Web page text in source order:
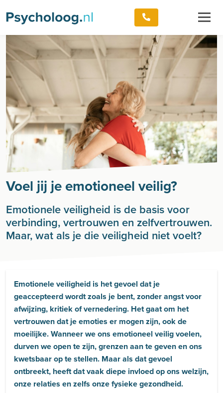
Voel jij je emotioneel veilig?
Emotionele veiligheid is de basis voor
verbinding, vertrouwen en zelfvertrouwen.
Maar, wat als je die veiligheid niet voelt?
Emotionele veiligheid is het gevoel dat je
geaccepteerd wordt zoals je bent, zonder angst voor
afwijzing, kritiek of vernedering. Het gaat om het
vertrouwen dat je emoties er mogen zijn, ook de
moeilijke. Wanneer we ons emotioneel veilig voelen,
durven we open te zijn, grenzen aan te geven en ons
kwetsbaar op te stellen. Maar als dat gevoel
ontbreekt, heeft dat vaak diepe invloed op ons welzijn,
onze relaties en zelfs onze fysieke gezondheid.